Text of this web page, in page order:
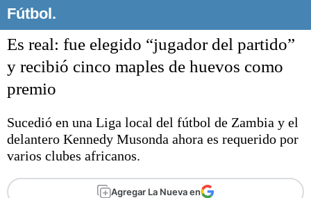
El mundo
Seguridad
Opinión
Liga del Sur
Básquetbol
Aplausos
Fútbol.
Es real: fue elegido “jugador del partido”
y recibió cinco maples de huevos como
premio
Sucedió en una Liga local del fútbol de Zambia y el
delantero Kennedy Musonda ahora es requerido por
varios clubes africanos.
Agregar La Nueva en